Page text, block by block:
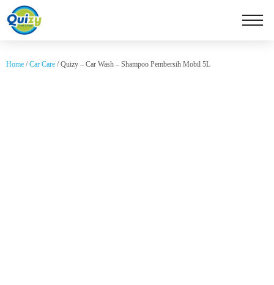
Home /Car Care / Quizy – Car Wash – Shampoo Pembersih Mobil 5L